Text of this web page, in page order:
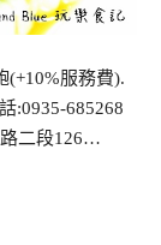
(+10%服務費).
:0935-685268
路二段126…